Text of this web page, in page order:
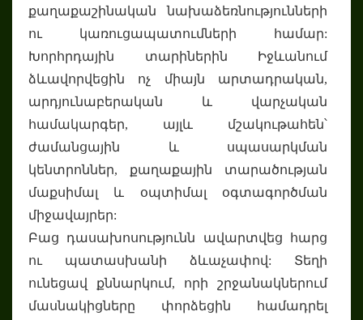
քաղաքաշինական նախաձեռնությունների
ու կառուցապատումների համար:
Խորհրդային տարիներին Իջևանում
ձևավորվեցին ոչ միայն արտադրական,
արդյունաբերական և վարչական
համակարգեր, այլև մշակութահեն՝
ժամանցային և սպասարկման
կենտրոններ, քաղաքային տարածության
մաքսիմալ և օպտիմալ օգտագործման
միջավայրեր:
Բաց դասախոսությունն ավարտվեց հարց
ու պատասխանի ձևաչափով: Տեղի
ունեցավ քննարկում, որի շրջանակներում
մասնակիցները փորձեցին համադրել